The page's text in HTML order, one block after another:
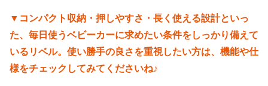
▼コンパクト収納・押しやすさ・長く使える設計といっ
た、毎日使うベビーカーに求めたい条件をしっかり備えて
いるリベル。使い勝手の良さを重視したい方は、機能や仕
様をチェックしてみてくださいね♪